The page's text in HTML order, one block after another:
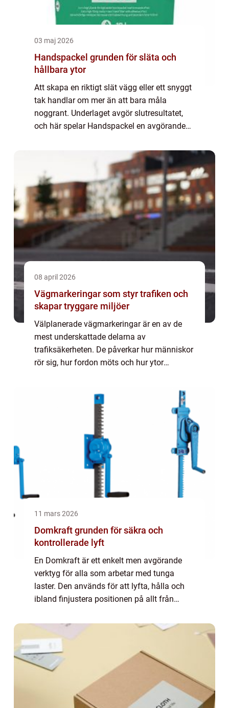
03 maj 2026
Handspackel grunden för släta och
hållbara ytor
Att skapa en riktigt slät vägg eller ett snyggt
tak handlar om mer än att bara måla
noggrant. Underlaget avgör slutresultatet,
och här spelar Handspackel en avgörande
tydlig arbetsmetod går det att förvandl...
08 april 2026
Vägmarkeringar som styr trafiken och
skapar tryggare miljöer
Välplanerade vägmarkeringar är en av de
mest underskattade delarna av
trafiksäkerheten. De påverkar hur människor
rör sig, hur fordon möts och hur ytor
trafikleder. När linj...
11 mars 2026
Domkraft grunden för säkra och
kontrollerade lyft
En Domkraft är ett enkelt men avgörande
verktyg för alla som arbetar med tunga
laster. Den används för att lyfta, hålla och
ibland finjustera positionen på allt från
domkraft ger säkra lyft, minskar risken för...